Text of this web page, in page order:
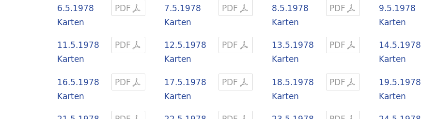
PDF
6.5.1978
Karten
PDF
7.5.1978
Karten
PDF
8.5.1978
Karten
9.5.1978
Karten
PDF
11.5.1978
Karten
PDF
12.5.1978
Karten
PDF
13.5.1978
Karten
14.5.1978
Karten
PDF
16.5.1978
Karten
PDF
17.5.1978
Karten
PDF
18.5.1978
Karten
19.5.1978
Karten